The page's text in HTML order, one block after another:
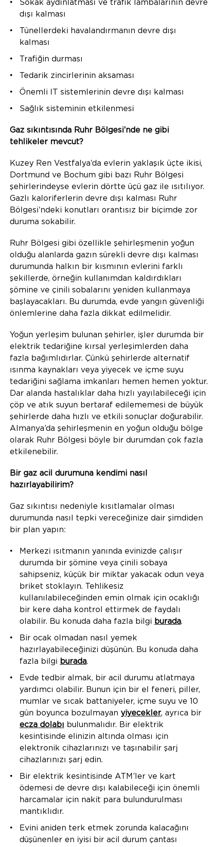
Sokak aydınlatması ve trafik lambalarının devre
dışı kalması
Tünellerdeki havalandırmanın devre dışı
kalması
Trafiğin durması
Tedarik zincirlerinin aksaması
Önemli IT sistemlerinin devre dışı kalması
Sağlık sisteminin etkilenmesi
Gaz sıkıntısında Ruhr Bölgesi’nde ne gibi
tehlikeler mevcut?
Kuzey Ren Vestfalya’da evlerin yaklaşık üçte ikisi,
Dortmund ve Bochum gibi bazı Ruhr Bölgesi
şehirlerindeyse evlerin dörtte üçü gaz ile ısıtılıyor.
Gazlı kaloriferlerin devre dışı kalması Ruhr
Bölgesi’ndeki konutları orantısız bir biçimde zor
duruma sokabilir.
Ruhr Bölgesi gibi özellikle şehirleşmenin yoğun
olduğu alanlarda gazın sürekli devre dışı kalması
durumunda halkın bir kısmının evlerini farklı
şekillerde, örneğin kullanımdan kaldırdıkları
şömine ve çinili sobalarını yeniden kullanmaya
başlayacakları. Bu durumda, evde yangın güvenliği
önlemlerine daha fazla dikkat edilmelidir.
Yoğun yerleşim bulunan şehirler, işler durumda bir
elektrik tedariğine kırsal yerleşimlerden daha
fazla bağımlıdırlar. Çünkü şehirlerde alternatif
ısınma kaynakları veya yiyecek ve içme suyu
tedariğini sağlama imkanları hemen hemen yoktur.
Dar alanda hastalıklar daha hızlı yayılabileceği için
çöp ve atık suyun bertaraf edilememesi de büyük
şehirlerde daha hızlı ve etkili sonuçlar doğurabilir.
Almanya’da şehirleşmenin en yoğun olduğu bölge
olarak Ruhr Bölgesi böyle bir durumdan çok fazla
etkilenebilir.
Bir gaz acil durumuna kendimi nasıl
hazırlayabilirim?
Gaz sıkıntısı nedeniyle kısıtlamalar olması
durumunda nasıl tepki vereceğinize dair şimdiden
bir plan yapın:
Merkezi ısıtmanın yanında evinizde çalışır
durumda bir şömine veya çinili sobaya
sahipseniz, küçük bir miktar yakacak odun veya
briket stoklayın. Tehlikesiz
kullanılabileceğinden emin olmak için ocaklığı
bir kere daha kontrol ettirmek de faydalı
olabilir. Bu konuda daha fazla bilgi burada.
Bir ocak olmadan nasıl yemek
hazırlayabileceğinizi düşünün. Bu konuda daha
fazla bilgi burada.
Evde tedbir almak, bir acil durumu atlatmaya
yardımcı olabilir. Bunun için bir el feneri, piller,
mumlar ve sıcak battaniyeler, içme suyu ve 10
gün boyunca bozulmayan yiyecekler, ayrıca bir
ecza dolabı bulunmalıdır. Bir elektrik
kesintisinde elinizin altında olması için
elektronik cihazlarınızı ve taşınabilir şarj
cihazlarınızı şarj edin.
Bir elektrik kesintisinde ATM’ler ve kart
ödemesi de devre dışı kalabileceği için önemli
harcamalar için nakit para bulundurulması
mantıklıdır.
Evini aniden terk etmek zorunda kalacağını
düşünenler en iyisi bir acil durum çantası